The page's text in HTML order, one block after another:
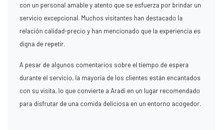
con un personal amable y atento que se esfuerza por brindar un
servicio excepcional. Muchos visitantes han destacado la
relación calidad-precio y han mencionado que la experiencia es
digna de repetir.
A pesar de algunos comentarios sobre el tiempo de espera
durante el servicio, la mayoría de los clientes están encantados
con su visita, lo que convierte a Aradi en un lugar recomendado
para disfrutar de una comida deliciosa en un entorno acogedor.